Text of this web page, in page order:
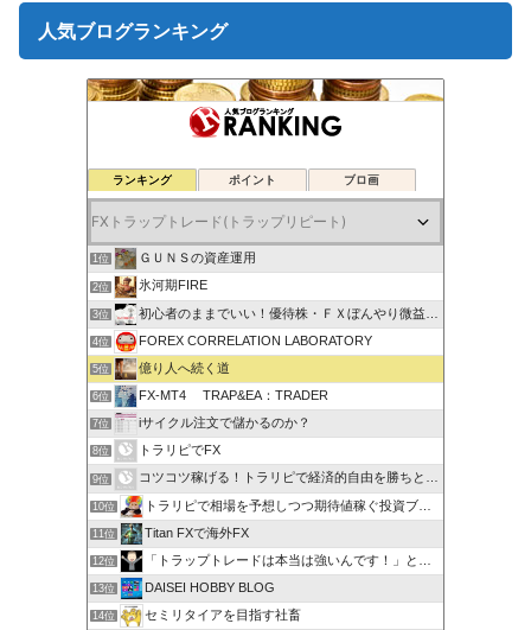
人気ブログランキング
ランキング ポイント ブロ画
1位 ＧＵＮＳの資産運用
2位 氷河期FIRE
3位 初心者のままでいい！優待株・ＦＸぼんやり微益ブログ
4位 FOREX CORRELATION LABORATORY
5位 億り人へ続く道
6位 FX-MT4 TRAP&EA：TRADER
7位 iサイクル注文で儲かるのか？
8位 トラリピでFX
9位 コツコツ稼げる！トラリピで経済的自由を勝ちとる方法
10位 トラリピで相場を予想しつつ期待値稼ぐ投資ブログ
11位 Titan FXで海外FX
12位 「トラップトレードは本当は強いんです！」と叫びたい。
13位 DAISEI HOBBY BLOG
14位 セミリタイアを目指す社畜